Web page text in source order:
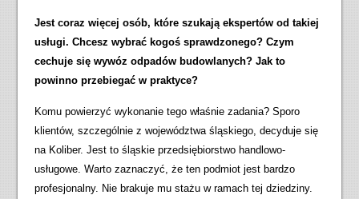
Jest coraz więcej osób, które szukają ekspertów od takiej
usługi. Chcesz wybrać kogoś sprawdzonego? Czym
cechuje się wywóz odpadów budowlanych? Jak to
powinno przebiegać w praktyce?
Komu powierzyć wykonanie tego właśnie zadania? Sporo
klientów, szczególnie z województwa śląskiego, decyduje się
na Koliber. Jest to śląskie przedsiębiorstwo handlowo-
usługowe. Warto zaznaczyć, że ten podmiot jest bardzo
profesjonalny. Nie brakuje mu stażu w ramach tej dziedziny.